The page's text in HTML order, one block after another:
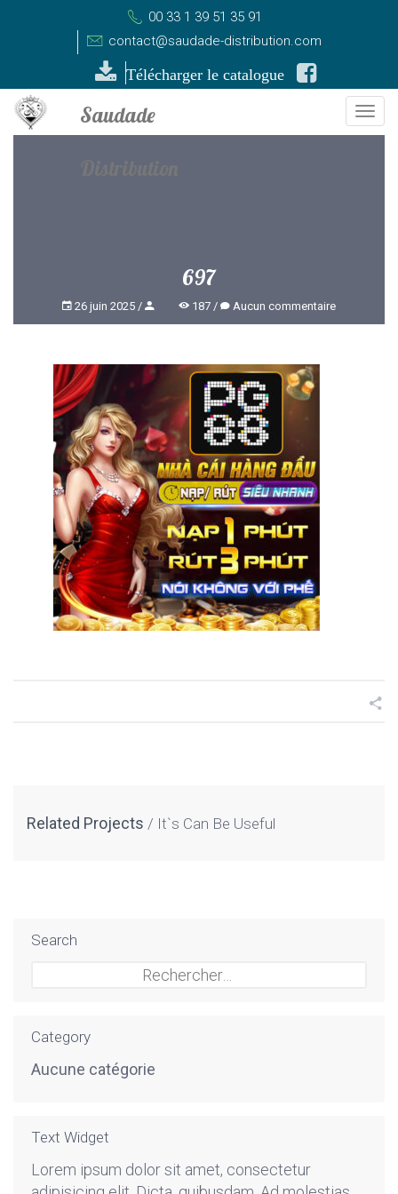
00 33 1 39 51 35 91
contact@saudade-distribution.com
Télécharger le catalogue
697
26 juin 2025 187 Aucun commentaire
Related Projects It`s Can Be Useful
Search
Category
Aucune catégorie
Text Widget
Lorem ipsum dolor sit amet, consectetur